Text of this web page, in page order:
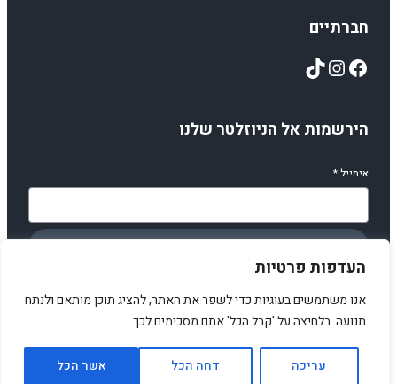
העדפות פרטיות
אנו משתמשים בעוגיות כדי לשפר את האתר, להציג תוכן מותאם ולנתח
תנועה. בלחיצה על 'קבל הכל' אתם מסכימים לכך.
עריכה דחה הכל אשר הכל
חברתיים
Facebook
Instagram
TikTok
הירשמות אל הניוזלטר שלנו
אימייל*
© 2025 amirstuff. All rights reserved.